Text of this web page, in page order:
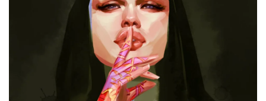
നിയമസഭാ തിരഞ്ഞെടുപ്പിൽ102 സീറ്റുകളാണ്
എൻഡിഎ സഖ്യം അസമിൽ നേടിയത്. ബിജെപി
ഒറ്റയ്ക്ക് 82 സീറ്റുകൾ കൊണ്ട് കേവല ഭൂരിപക്ഷ
സംഖ്യയും മറികടന്നിരുന്നു. എൻഡിഎ സഖ്യത്തിലെ
മറ്റു രണ്ടു കക്ഷികളും 10 സീറ്റുകൾ വീതം നേടി.